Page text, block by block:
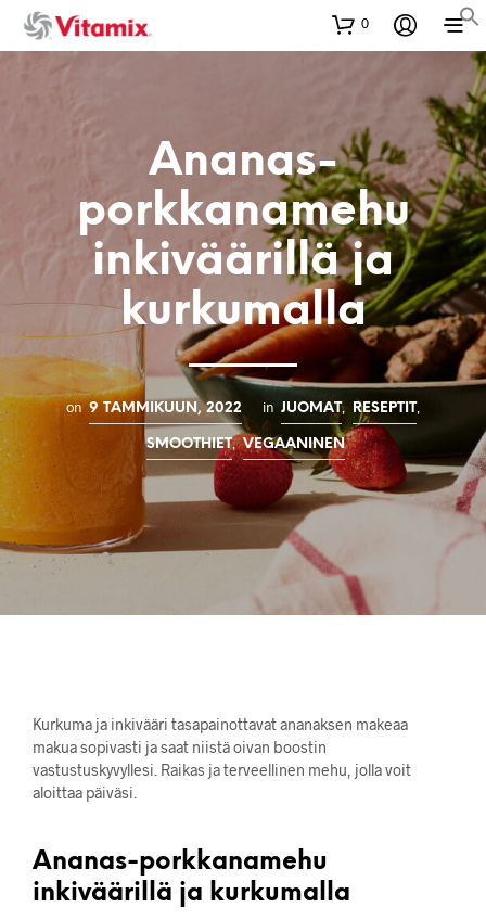
0
Ananas-
porkkanamehu
inkiväärillä ja
kurkumalla
on 9 TAMMIKUUN, 2022 in JUOMAT, RESEPTIT,
SMOOTHIET, VEGAANINEN
Kurkuma ja inkivääri tasapainottavat ananaksen makeaa
makua sopivasti ja saat niistä oivan boostin
vastustuskyvyllesi. Raikas ja terveellinen mehu, jolla voit
aloittaa päiväsi.
Ananas-porkkanamehu
inkiväärillä ja kurkumalla